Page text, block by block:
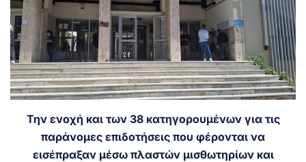
Την ενοχή και των 38 κατηγορουμένων για τις
παράνομες επιδοτήσεις που φέρονται να
εισέπραξαν μέσω πλαστών μισθωτηρίων και